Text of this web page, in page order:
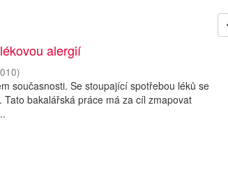
alergií
)
současnosti. Se stoupající spotřebou léků se
bakalářská práce má za cíl zmapovat